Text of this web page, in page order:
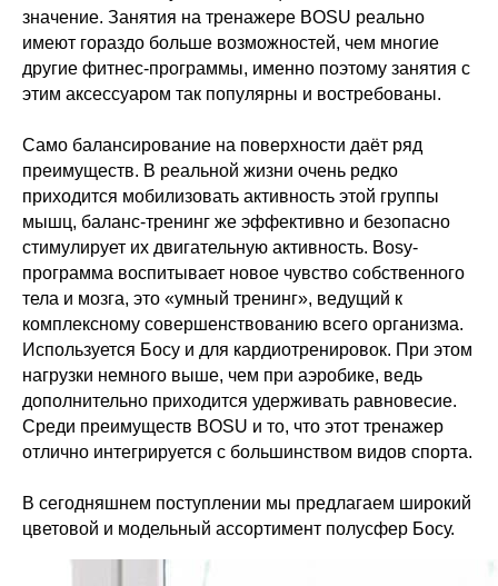
значение. Занятия на тренажере BOSU реально
имеют гораздо больше возможностей, чем многие
другие фитнес-программы, именно поэтому занятия с
этим аксессуаром так популярны и востребованы.
Само балансирование на поверхности даёт ряд
преимуществ. В реальной жизни очень редко
приходится мобилизовать активность этой группы
мышц, баланс-тренинг же эффективно и безопасно
стимулирует их двигательную активность. Bosy-
программа воспитывает новое чувство собственного
тела и мозга, это «умный тренинг», ведущий к
комплексному совершенствованию всего организма.
Используется Босу и для кардиотренировок. При этом
нагрузки немного выше, чем при аэробике, ведь
дополнительно приходится удерживать равновесие.
Среди преимуществ BOSU и то, что этот тренажер
отлично интегрируется с большинством видов спорта.
В сегодняшнем поступлении мы предлагаем широкий
цветовой и модельный ассортимент полусфер Босу.